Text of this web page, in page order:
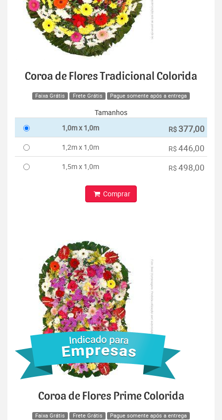
Coroa de Flores Tradicional Colorida
Faixa Grátis Frete Grátis Pague somente após a entrega
Tamanhos
1,0m x 1,0m
R$ 377,00
1,2m x 1,0m R$ 446,00
1,5m x 1,0m R$ 498,00
Comprar
Coroa de Flores Prime Colorida
Faixa Grátis Frete Grátis Pague somente após a entrega